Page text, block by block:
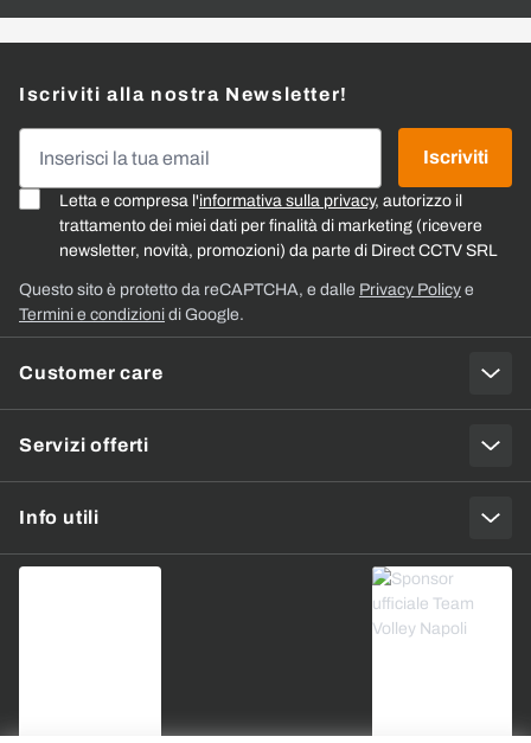
Customer care
Servizi offerti
Info utili
Iscriviti alla nostra Newsletter!
Letta e compresa l'informativa sulla privacy, autorizzo il
trattamento dei miei dati per finalità di marketing (ricevere
newsletter, novità, promozioni) da parte di Direct CCTV SRL
Iscriviti
Questo sito è protetto da reCAPTCHA, e dalle Privacy Policy e
Termini e condizioni di Google.